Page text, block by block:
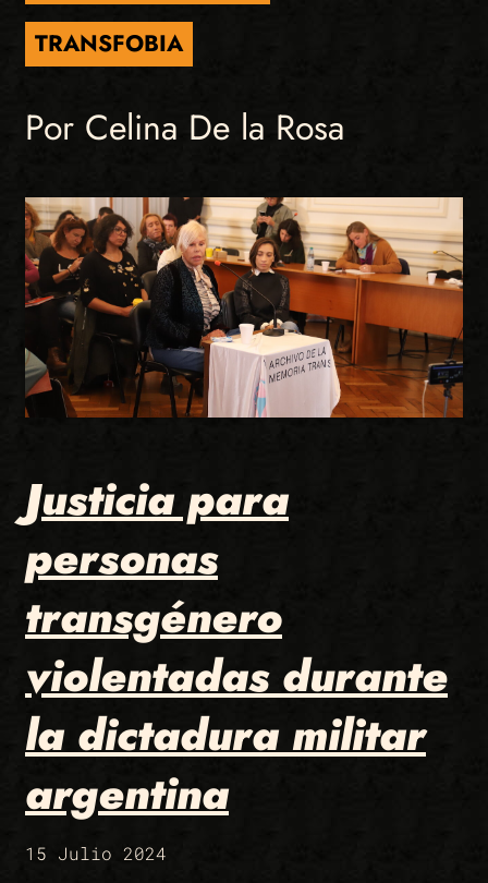
TRANSFOBIA
Por Celina De la Rosa
Justicia para
personas
transgénero
violentadas durante
la dictadura militar
argentina
15 Julio 2024